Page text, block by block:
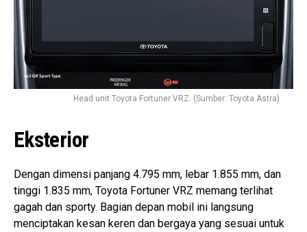
Head unit Toyota Fortuner VRZ. (Sumber: Toyota Astra)
Eksterior
Dengan dimensi panjang 4.795 mm, lebar 1.855 mm, dan
tinggi 1.835 mm, Toyota Fortuner VRZ memang terlihat
gagah dan sporty. Bagian depan mobil ini langsung
menciptakan kesan keren dan bergaya yang sesuai untuk